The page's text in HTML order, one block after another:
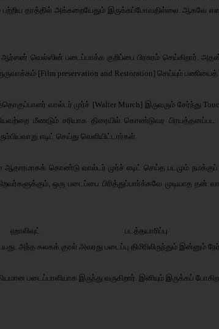
பற்றிய தரத்தில் அக்கறையேதும் இருக்கப்போவதில்லை.
வெல்ஸின் படைப்பாக்க குறிப்பை பிரசுரம் செய்கிறார்.
[Film preservation and Restoration] செய்யும்
வால்டர் முர்ச் [Walter Murch] இருவரும் சேர்ந்து
மீணடும் சரியாக திரையில் கொண்டுவர
எடிட் செய்து வெளியிட்டார்கள்.
ஆதாரமாகக் கொண்டு வால்டர் முர்ச் எடிட் செய்த படமும்
ஒரு படைப்பை பிரித்துப்பார்க்கவே முடியாத
ஹாலிவுட் படத்தயாரிப்பு
. அந்த கலகக் குரல் அவரது படைப்பு திமிரிலிருந்தும் இன்னும்
படைப்பாளியாக இருந்து வருகிறார் . இனியும் இருக்கப்